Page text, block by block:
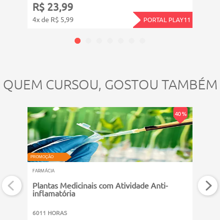
R$ 23,99
4x de R$ 5,99 PORTAL PLAY11
QUEM CURSOU, GOSTOU TAMBÉM
40 %
PROMOÇÃO
FARMÁCIA
Plantas Medicinais com Atividade Anti-
inflamatória
6011 HORAS